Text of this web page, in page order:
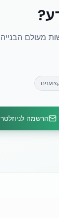
מעולם הבנייה
הרשמה לניוזלטר